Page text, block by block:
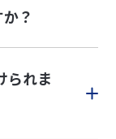
？
られま